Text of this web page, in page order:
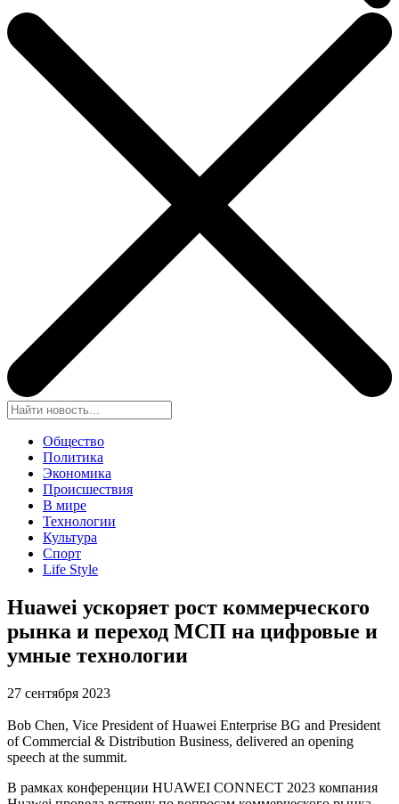
Общество
Политика
Экономика
Происшествия
В мире
Технологии
Культура
Спорт
Life Style
Huawei ускоряет рост коммерческого
рынка и переход МСП на цифровые и
умные технологии
27 сентября 2023
Bob Chen, Vice President of Huawei Enterprise BG and President
of Commercial & Distribution Business, delivered an opening
speech at the summit.
В рамках конференции HUAWEI CONNECT 2023 компания